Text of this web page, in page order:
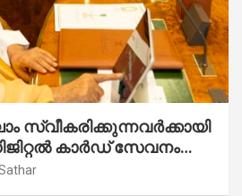
സ്വീകരിക്കുന്നവര്‍ക്കായി
കാര്‍ഡ് സേവനം